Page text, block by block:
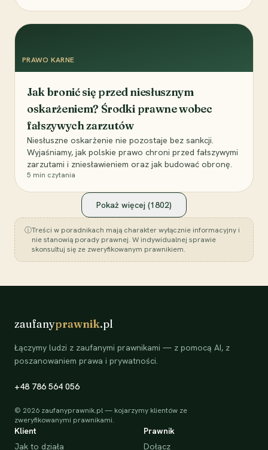
PRAWO KARNE
Jak bronić się przed niesłusznym
oskarżeniem? Środki prawne wobec
fałszywych zarzutów
Niesłuszne oskarżenie nie pozostaje bez sankcji.
Wyjaśniamy, jak polskie prawo chroni przed fałszywymi
zarzutami i zniesławieniem oraz jak budować obronę.
5 min czytania
Pokaż więcej (1802)
ⓘTreści w poradnikach mają charakter wyłącznie informacyjny i
nie stanowią porady prawnej. W indywidualnej sprawie
skonsultuj się ze zweryfikowanym prawnikiem.
zaufanyprawnik.pl
Łączymy ludzi z zaufanymi prawnikami — z pomocą AI, z
poszanowaniem prawa i prywatności.
+48 786 564 056
© 2026 zaufanyprawnik.pl — kojarzymy klientów ze
zweryfikowanymi prawnikami.
Klient
Jak to działa
Prawnik
Dołącz